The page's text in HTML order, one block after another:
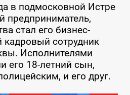
в подмосковной Истре
предприниматель,
стал его бизнес-
сотрудник
Исполнителями
его 18-летний сын,
и его друг.